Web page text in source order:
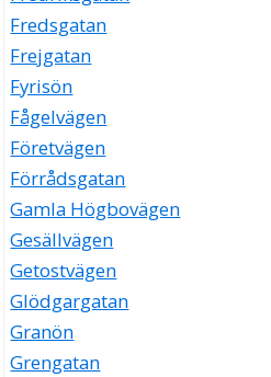
Fredsgatan
Frejgatan
Fyrisön
Fågelvägen
Företvägen
Förrådsgatan
Gamla Högbovägen
Gesällvägen
Getostvägen
Glödgargatan
Granön
Grengatan